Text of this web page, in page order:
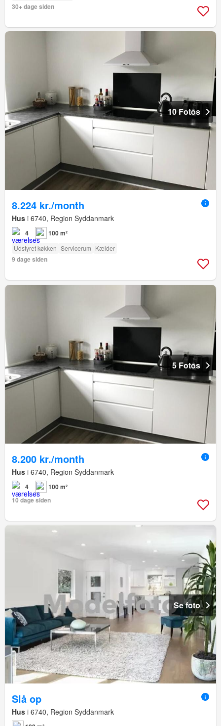
30+ dage siden
10 Fotos
8.224 kr./month
Hus i 6740, Region Syddanmark
4 100 m²
Udstyret køkken Servicerum Kælder
9 dage siden
5 Fotos
8.200 kr./month
Hus i 6740, Region Syddanmark
4
100 m²
10 dage siden
Se foto
Slå op
Hus i 6740, Region Syddanmark